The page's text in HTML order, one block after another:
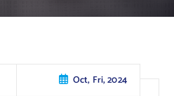
Oct, Fri, 2024